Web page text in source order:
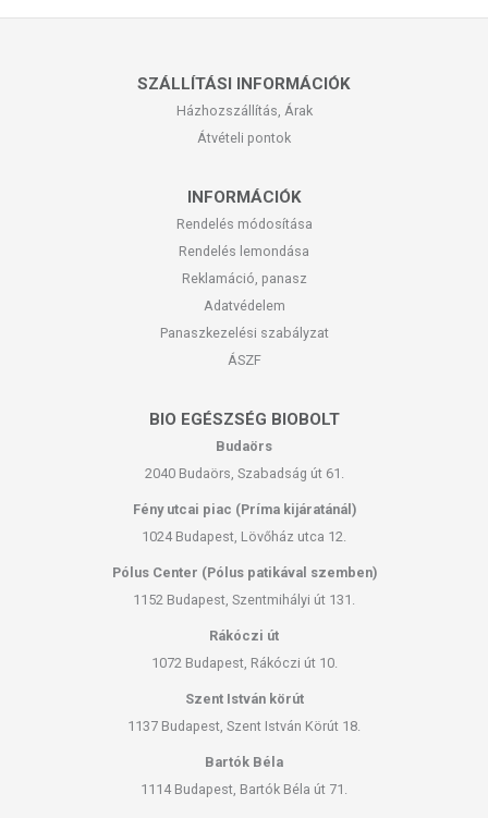
SZÁLLÍTÁSI INFORMÁCIÓK
Házhozszállítás, Árak
Átvételi pontok
INFORMÁCIÓK
Rendelés módosítása
Rendelés lemondása
Reklamáció, panasz
Adatvédelem
Panaszkezelési szabályzat
ÁSZF
BIO EGÉSZSÉG BIOBOLT
Budaörs
2040 Budaörs, Szabadság út 61.
Fény utcai piac (Príma kijáratánál)
1024 Budapest, Lövőház utca 12.
Pólus Center (Pólus patikával szemben)
1152 Budapest, Szentmihályi út 131.
Rákóczi út
1072 Budapest, Rákóczi út 10.
Szent István körút
1137 Budapest, Szent István Körút 18.
Bartók Béla
1114 Budapest, Bartók Béla út 71.